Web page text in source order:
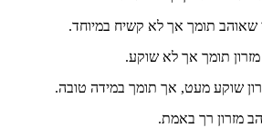
שאוהב תומך אך לא קשיח במיוחד.
תומך אך לא שוקע.
שוקע מעט, אך תומך במידה טובה.
מזרון רך באמת.